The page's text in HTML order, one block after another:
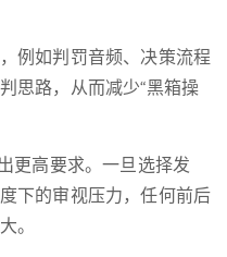
例如判罚音频、决策流程
思路，从而减少“黑箱操
更高要求。一旦选择发
下的审视压力，任何前后
。